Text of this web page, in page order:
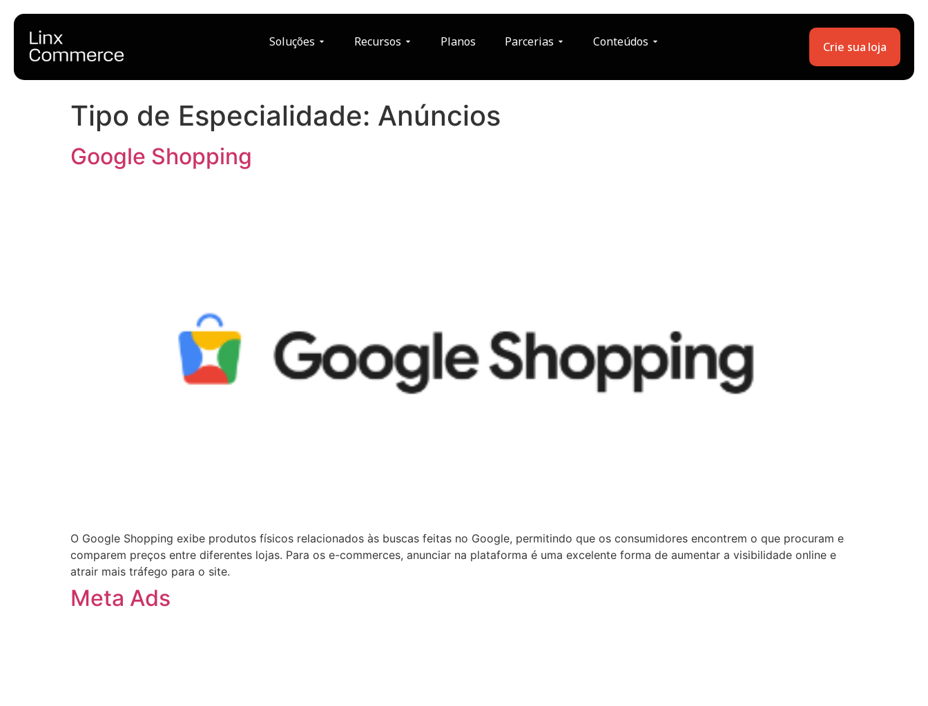
Soluções Recursos Planos Parcerias Conteúdos Crie sua loja
Tipo de Especialidade: Anúncios
Google Shopping
O Google Shopping exibe produtos físicos relacionados às buscas feitas no Google, permitindo que os consumidores encontrem o que procuram e
comparem preços entre diferentes lojas. Para os e-commerces, anunciar na plataforma é uma excelente forma de aumentar a visibilidade online e
atrair mais tráfego para o site.
Meta Ads